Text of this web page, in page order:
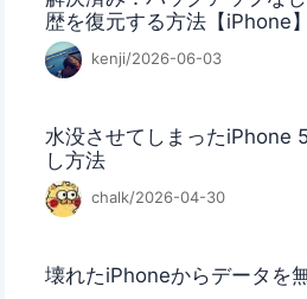
歴を復元する方法【iPhone】
kenji/2026-06-03
水没させてしまったiPhone
し方法
chalk/2026-04-30
壊れたiPhoneからデータを